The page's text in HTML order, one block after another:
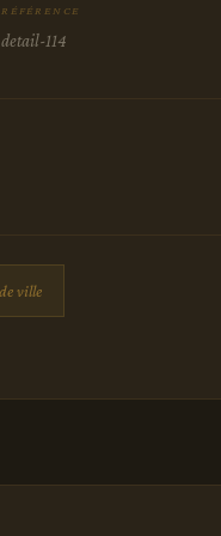
RÉFÉRENCE
detail-114
ville